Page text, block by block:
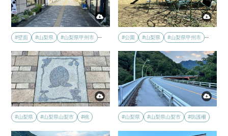
#壁面 #山梨県 #山梨県甲州市 … #公園 #山梨県 #山梨県甲州市 …
#山梨県 #山梨県山梨市 #桃 #山梨県 #山梨県山梨市 #防護柵